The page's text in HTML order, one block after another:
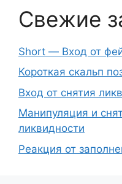
Свежие
Short — Вход от
Короткая скальп
Вход от снятия
Манипуляция и
ликвидности
Реакция от